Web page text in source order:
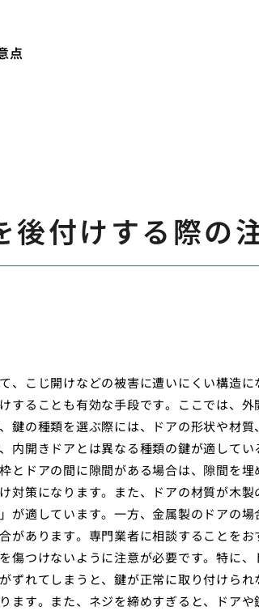
点
後付けする際の
、こじ開けなどの被害に遭いにくい構造
することも有効な手段です。ここでは、
鍵の種類を選ぶ際には、ドアの形状や材
内開きドアとは異なる種類の鍵が適してい
とドアの間に隙間がある場合は、隙間を
対策になります。また、ドアの材質が木
が適しています。一方、金属製のドアの
があります。専門業者に相談することを
傷つけないように注意が必要です。特に
ずれてしまうと、鍵が正常に取り付けら
ます。また、ネジを締めすぎると、ドア